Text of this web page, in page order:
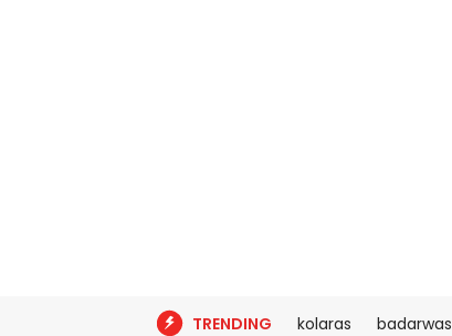
TRENDING kolaras badarwas